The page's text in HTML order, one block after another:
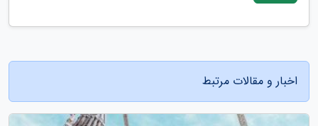
اخبار و مقالات مرتبط